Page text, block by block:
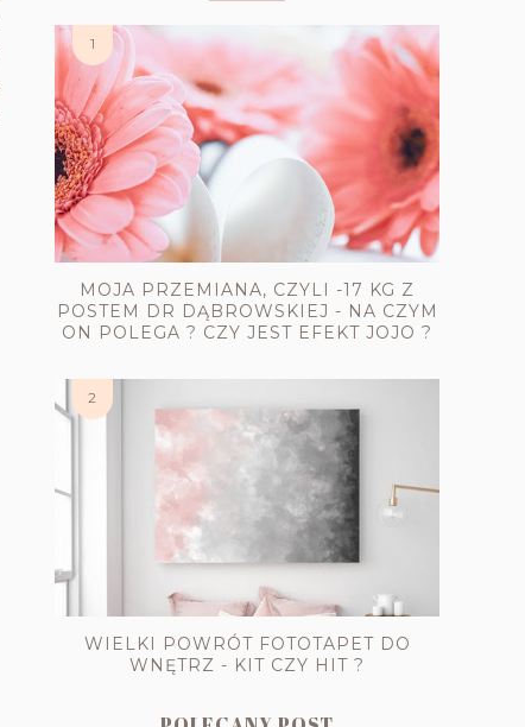
MOJA PRZEMIANA, CZYLI -17 KG Z
POSTEM DR DĄBROWSKIEJ - NA CZYM
ON POLEGA ? CZY JEST EFEKT JOJO ?
WIELKI POWRÓT FOTOTAPET DO
WNĘTRZ - KIT CZY HIT ?